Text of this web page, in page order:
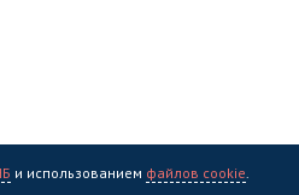
и использованием файлов cookie.